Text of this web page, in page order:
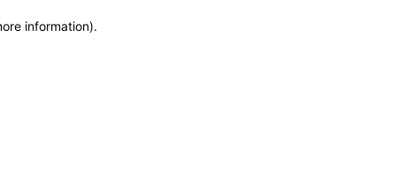
information).